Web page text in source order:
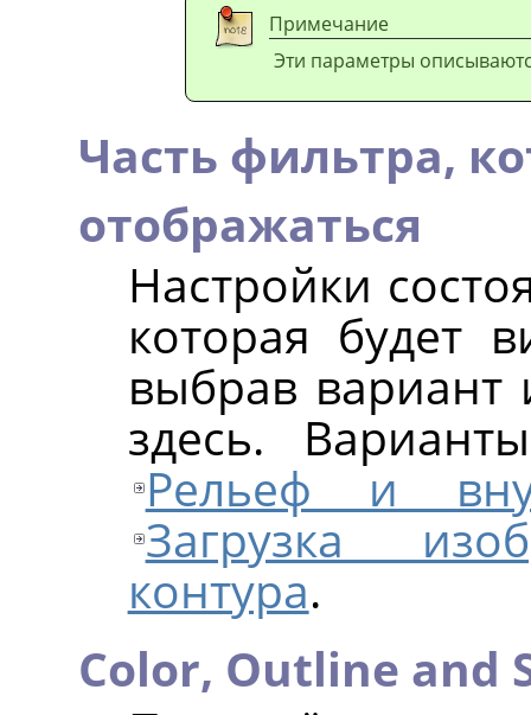
Примечание
Эти параметры
Часть фильтра,
отображаться
Настройки
которая будет
выбрав вариант
здесь.
Рельеф и
Загрузка
контура.
Color, Outline and